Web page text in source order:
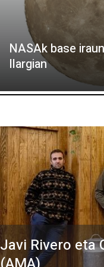
NASAk base
Ilargian
Javi Rivero eta